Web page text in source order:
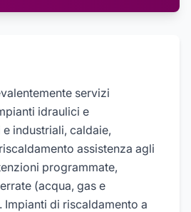
servizi
idraulici e
industriali, caldaie,
assistenza agli
programmate,
(acqua, gas e
di riscaldamento a